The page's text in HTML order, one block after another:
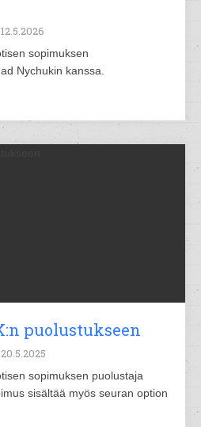
12.5.2026
sopimuksen
Nychukin kanssa.
puolustukseen
20.5.2025
sopimuksen puolustaja
sisältää myös seuran option